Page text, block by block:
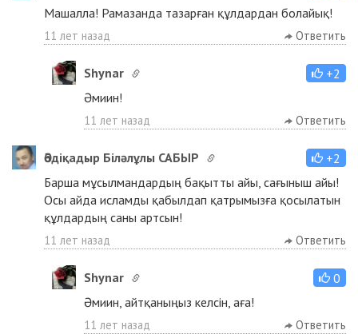
Машалла! Рамазанда тазарған құлдардан болайық!
11 лет назад Ответить
Shynar
+2
Әмиин!
11 лет назад Ответить
Әбдіқадыр Біләлұлы САБЫР
+2
Барша мұсылмандардың бақытты айы, сағыныш айы!
Осы айда исламды қабылдап қатрымызға қосылатын
құлдардың саны артсын!
11 лет назад Ответить
Shynar
0
Әмиин, айтқаныңыз келсін, аға!
11 лет назад Ответить